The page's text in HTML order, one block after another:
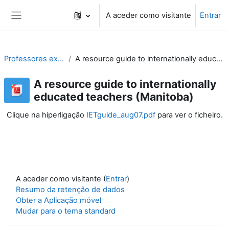
A aceder como visitante Entrar
Professores exportam-se A resource guide to internationally educated teachers (Manitoba)
A resource guide to internationally
educated teachers (Manitoba)
Clique na hiperligação IETguide_aug07.pdfpara ver o ficheiro.
A aceder como visitante (Entrar)
Resumo da retenção de dados
Obter a Aplicação móvel
Mudar para o tema standard